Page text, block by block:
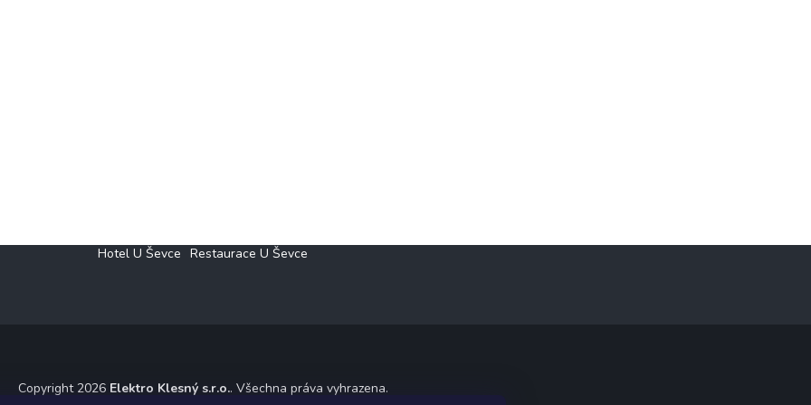
Hotel U Ševce Restaurace U Ševce
Copyright 2026 Elektro Klesný s.r.o.. Všechna práva vyhrazena.